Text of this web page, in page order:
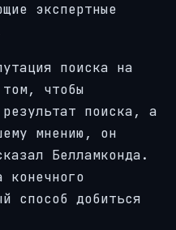
экспертные
поиска на
чтобы
поиска, а
мнению, он
Белламконда.
конечного
способ добиться